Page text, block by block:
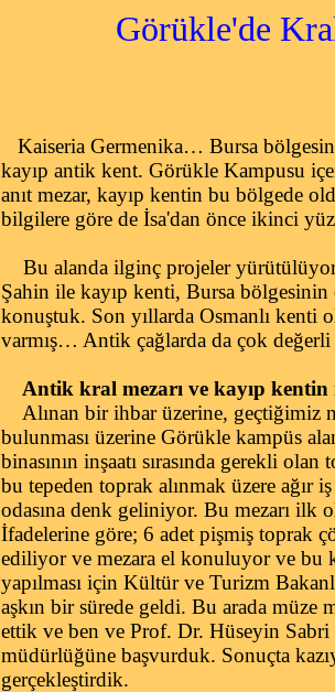
Görükle'de
Kaiseria Germenika… Bursa
kayıp antik kent. Görükle Kampusu
anıt mezar, kayıp kentin bu bölgede
bilgilere göre de İsa'dan önce ikinci
Bu alanda ilginç projeler
Şahin ile kayıp kenti, Bursa bölgesinin
konuştuk. Son yıllarda Osmanlı kenti
varmış… Antik çağlarda da çok
Antik kral mezarı ve kayıp
Alınan bir ihbar üzerine, geçtiğimiz
bulunması üzerine Görükle kampüs
binasının inşaatı sırasında gerekli
bu tepeden toprak alınmak üzere ağır
odasına denk geliniyor. Bu mezarı ilk
İfadelerine göre; 6 adet pişmiş toprak
ediliyor ve mezara el konuluyor ve bu
yapılması için Kültür ve Turizm
aşkın bir sürede geldi. Bu arada müze
ettik ve ben ve Prof. Dr. Hüseyin Sabri
müdürlüğüne başvurduk. Sonuçta
gerçekleştirdik.